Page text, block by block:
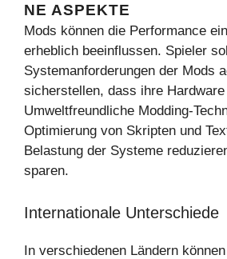
NE ASPEKTE
Mods können die Performance
erheblich beeinflussen. Spieler
Systemanforderungen der Mods
sicherstellen, dass ihre
Umweltfreundliche Modding-
Optimierung von Skripten und
Belastung der Systeme
sparen.
Internationale Unterschiede
In verschiedenen Ländern